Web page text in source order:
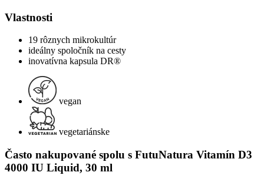
Vlastnosti
19 rôznych mikrokultúr
ideálny spoločník na cesty
inovatívna kapsula DR®
vegan
vegetariánske
Často nakupované spolu s FutuNatura Vitamín D3
4000 IU Liquid, 30 ml